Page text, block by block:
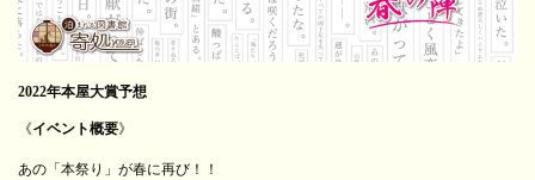
2022年本屋大賞予想
《イベント概要》
あの「本祭り」が春に再び！！